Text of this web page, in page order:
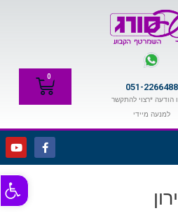
פתח
051-2266488
הודעה *רצוי להתקשר
למנעה מיידי
0
F
a
c
Y
o
u
t
u
b
e